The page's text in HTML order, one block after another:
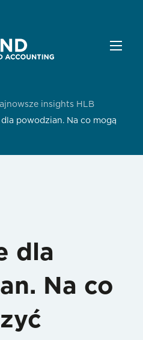
insights HLB
powodzian. Na co mogą
dla
Na co